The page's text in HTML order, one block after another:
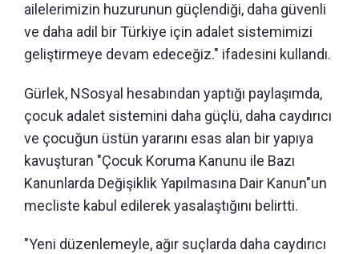
ailelerimizin huzurunun güçlendiği, daha güvenli
ve daha adil bir Türkiye için adalet sistemimizi
geliştirmeye devam edeceğiz." ifadesini kullandı.
Gürlek, NSosyal hesabından yaptığı paylaşımda,
çocuk adalet sistemini daha güçlü, daha caydırıcı
ve çocuğun üstün yararını esas alan bir yapıya
kavuşturan "Çocuk Koruma Kanunu ile Bazı
Kanunlarda Değişiklik Yapılmasına Dair Kanun"un
mecliste kabul edilerek yasalaştığını belirtti.
"Yeni düzenlemeyle, ağır suçlarda daha caydırıcı